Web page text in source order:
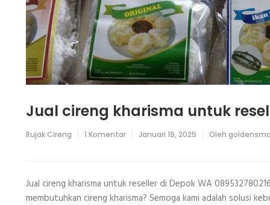
Jual cireng kharisma untuk
Rujak Cireng 1 Komentarpada
reseller
di
Depok
Januari 19, 2025 Oleh
Jual cireng kharisma untuk reseller di Depok WA
membutuhkan cireng kharisma? Semoga kami adalah solusi